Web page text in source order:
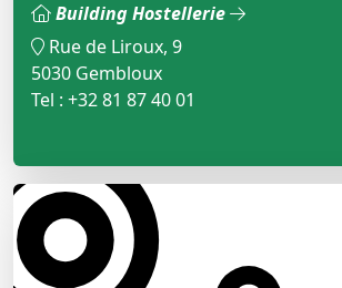
Building Hostellerie
Rue de Liroux, 9
5030 Gembloux
Tel : +32 81 87 40 01